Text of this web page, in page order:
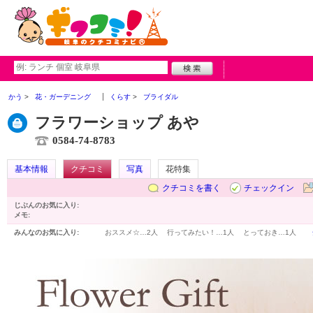
かう 花・ガーデニング くらす ブライダル
フラワーショップ あや
0584-74-8783
基本情報 クチコミ 写真
花特集
クチコミを書く
チェックイン
じぶんのお気に入り:
メモ:
みんなのお気に入り: おススメ☆… 2人 行ってみたい！… 1人 とっておき… 1人